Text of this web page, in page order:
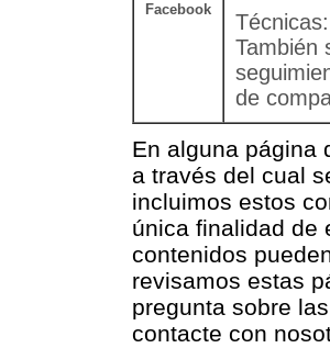
Facebook
También
de
En alguna página
a través del cual
incluimos estos
única finalidad de
contenidos
revisamos estas
pregunta sobre
contacte con